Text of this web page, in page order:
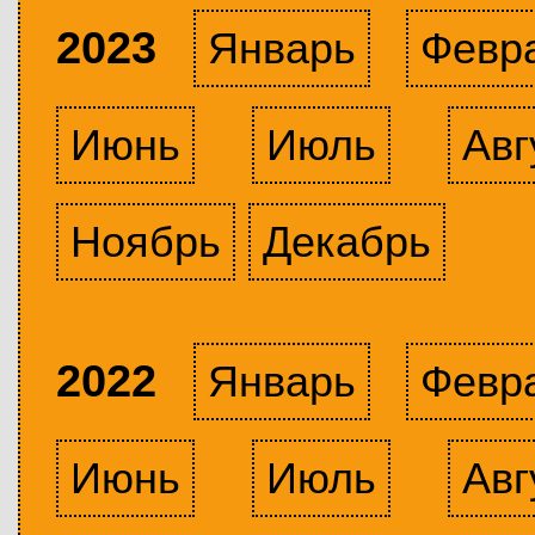
2023 Январь
Июнь
Июль
Ноябрь
Декабрь
2022 Январь
Июнь
Июль